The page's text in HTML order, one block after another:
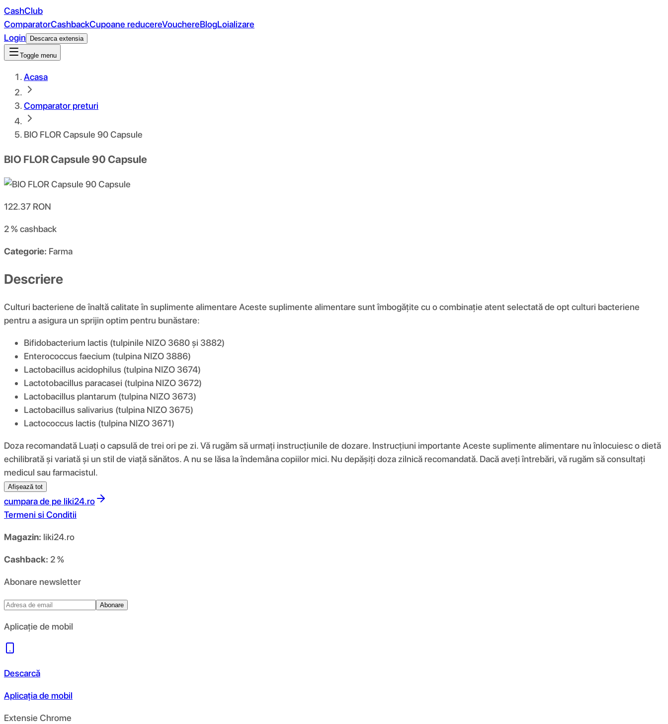
CashClub
ComparatorCashbackCupoane reducereVouchereBlogLoializare
Login
Descarca extensia
Toggle menu
Acasa
Comparator preturi
BIO FLOR Capsule 90 Capsule
BIO FLOR Capsule 90 Capsule
122.37 RON
2 %cashback
Categorie: Farma
Descriere
Culturi bacteriene de înaltă calitate în suplimente alimentare Aceste suplimente alimentare sunt îmbogățite cu o combinație atent selectată de opt culturi bacteriene
pentru a asigura un sprijin optim pentru bunăstare:
Bifidobacterium lactis (tulpinile NIZO 3680 și 3882)
Enterococcus faecium (tulpina NIZO 3886)
Lactobacillus acidophilus (tulpina NIZO 3674)
Lactotobacillus paracasei (tulpina NIZO 3672)
Lactobacillus plantarum (tulpina NIZO 3673)
Lactobacillus salivarius (tulpina NIZO 3675)
Lactococcus lactis (tulpina NIZO 3671)
Doza recomandată Luați o capsulă de trei ori pe zi. Vă rugăm să urmați instrucțiunile de dozare. Instrucțiuni importante Aceste suplimente alimentare nu înlocuiesc o dietă
echilibrată și variată și un stil de viață sănătos. A nu se lăsa la îndemâna copiilor mici. Nu depășiți doza zilnică recomandată. Dacă aveți întrebări, vă rugăm să consultați
medicul sau farmacistul.
Afișează tot
cumpara de pe liki24.ro
Termeni si Conditii
Magazin: liki24.ro
Cashback: 2 %
Abonare newsletter
Abonare
Aplicație de mobil
Descarcă
Aplicația de mobil
Extensie Chrome